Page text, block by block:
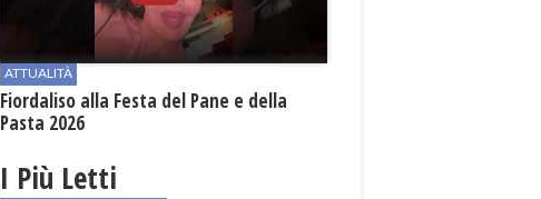
ATTUALITÀ
Fiordaliso alla Festa del Pane e della
Pasta 2026
I Più Letti